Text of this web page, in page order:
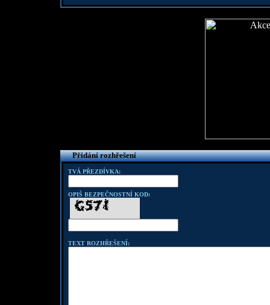
Přidání rozhřešení
TVÁ PŘEZDÍVKA:
OPIŠ BEZPEČNOSTNÍ KOD:
TEXT ROZHŘEŠENÍ: